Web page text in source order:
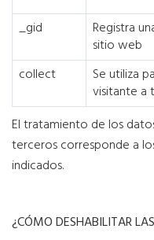
_gid
Registra
sitio web
collect
Se utiliza
visitante a
El tratamiento de los
terceros corresponde a
indicados.
¿CÓMO DESHABILITAR